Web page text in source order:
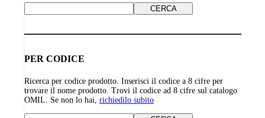
PER CODICE
Ricerca per codice prodotto. Inserisci il codice a 8 cifre per
trovare il nome prodotto. Trovi il codice ad 8 cifre sul catalogo
OMIL. Se non lo hai, richiedilo subito